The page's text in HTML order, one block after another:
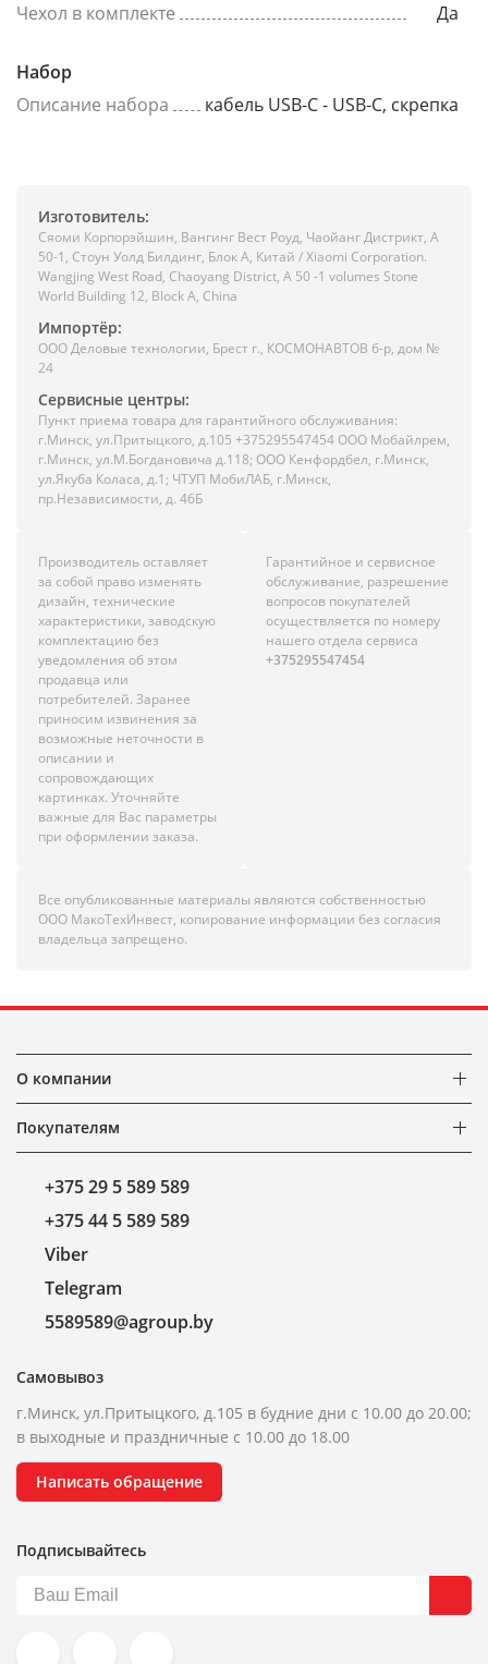
Чехол в комплекте
Да
Набор
Описание набора
кабель USB-C - USB-C, скрепка
Изготовитель:
Сяоми Корпорэйшин, Вангинг Вест Роуд, Чаойанг Дистрикт, А
50-1, Стоун Уолд Билдинг, Блок А, Китай / Xiaomi Corporation.
Wangjing West Road, Chaoyang District, A 50 -1 volumes Stone
World Building 12, Block A, China
Импортёр:
ООО Деловые технологии, Брест г., КОСМОНАВТОВ б-р, дом №
24
Сервисные центры:
Пункт приема товара для гарантийного обслуживания:
г.Минск, ул.Притыцкого, д.105 +375295547454 ООО Мобайлрем,
г.Минск, ул.М.Богдановича д.118; ООО Кенфордбел, г.Минск,
ул.Якуба Коласа, д.1; ЧТУП МобиЛАБ, г.Минск,
пр.Независимости, д. 46Б
Производитель оставляет
за собой право изменять
дизайн, технические
характеристики, заводскую
комплектацию без
уведомления об этом
продавца или
потребителей. Заранее
приносим извинения за
возможные неточности в
описании и
сопровождающих
картинках. Уточняйте
важные для Вас параметры
при оформлении заказа.
Гарантийное и сервисное
обслуживание, разрешение
вопросов покупателей
осуществляется по номеру
нашего отдела сервиса
+375295547454
Все опубликованные материалы являются собственностью
ООО МакоТехИнвест, копирование информации без согласия
владельца запрещено.
О компании
Покупателям
+375 29 5 589 589
+375 44 5 589 589
Viber
Telegram
5589589@agroup.by
Самовывоз
г.Минск, ул.Притыцкого, д.105 в будние дни с 10.00 до 20.00;
в выходные и праздничные с 10.00 до 18.00
Написать обращение
Подписывайтесь